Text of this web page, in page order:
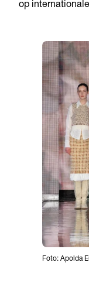
op
Foto: Apolda